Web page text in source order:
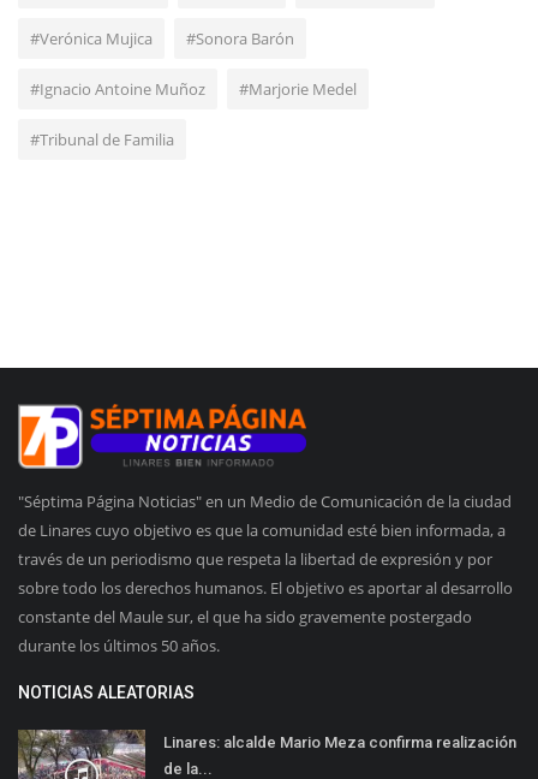
#Verónica Mujica #Sonora Barón
#Ignacio Antoine Muñoz #Marjorie Medel
#Tribunal de Familia
"Séptima Página Noticias" en un Medio de Comunicación de la ciudad
de Linares cuyo objetivo es que la comunidad esté bien informada, a
través de un periodismo que respeta la libertad de expresión y por
sobre todo los derechos humanos. El objetivo es aportar al desarrollo
constante del Maule sur, el que ha sido gravemente postergado
durante los últimos 50 años.
NOTICIAS ALEATORIAS
Linares: alcalde Mario Meza confirma realización
de la...